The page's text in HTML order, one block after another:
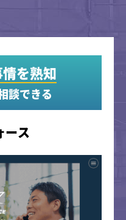
を熟知
談できる
ース